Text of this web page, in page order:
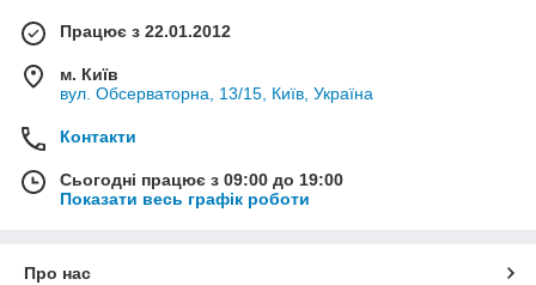
Працює з 22.01.2012
м. Київ
вул. Обсерваторна, 13/15, Київ, Україна
Контакти
Сьогодні працює з 09:00 до 19:00
Показати весь графік роботи
Про нас